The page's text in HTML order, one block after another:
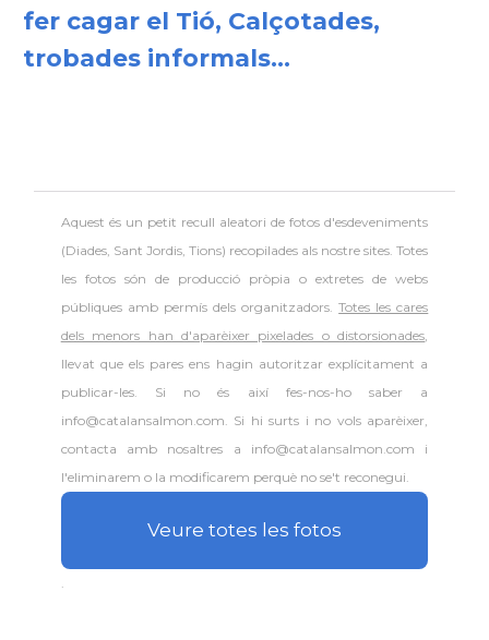
fer cagar el Tió, Calçotades,
trobades informals...
Aquest és un petit recull aleatori defotos d'esdeveniments
(Diades, Sant Jordis, Tions) recopilades als nostre sites. Totes
les fotos són de producció pròpia o extretes de webs
públiques amb permís dels organitzadors.Totes les cares
dels menors han d'aparèixer pixelades o distorsionades,
llevat que els pares ens hagin autoritzar explícitament a
publicar-les. Si no és així fes-nos-ho saber a
info@catalansalmon.com. Si hi surts i no vols aparèixer,
contacta amb nosaltres a info@catalansalmon.com i
l'eliminarem o la modificarem perquè no se't reconegui.
Veure totes les fotos